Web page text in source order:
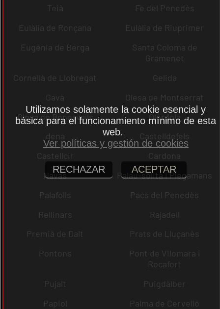
Teià
Fe del Penedès
Eulàlia de Ronçana
Eulàlia de Riuprimer
Eugènia de Berga
Santa Coloma de
Gramenet
Cornellà de Llobregat
Gelida
Gavà
Olesa de Montserrat
Olesa de Bonesvalls
Olèrdola
dena
Castelldefels
Castellcir
Cardona
Navas
Palau-solità i Plegamans
Palafolls
Pacs del Penedès
Rellinars
Rajadell
Premià de Dalt
Prats de Lluçanès
Pontons
Pont de Vilomara i
Rocafort
Pujalt
Puigdàlber
Papiol
Palma de Cervelló
Utilizamos solamente la cookie esencial y
básica para el funcionamiento mínimo de esta
web.
Ver políticas y gestión de cookies
RECHAZAR ACEPTAR